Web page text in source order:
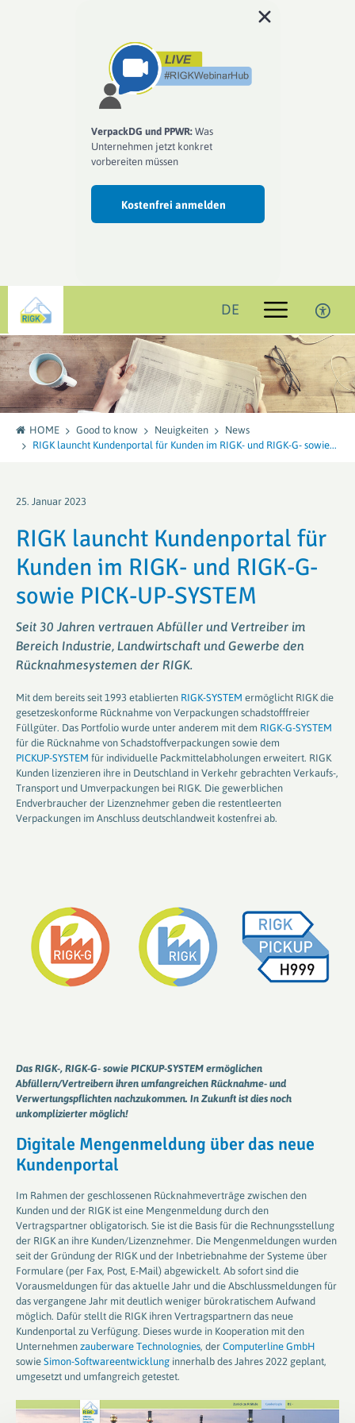
VerpackDG und PPWR:Was
Unternehmen jetzt konkret
vorbereiten müssen
Kostenfrei anmelden
DE
HOME Good to know Neuigkeiten
News
RIGK launcht Kundenportal für Kunden im RIGK- und RIGK-G- sowie...
25. Januar 2023
RIGK launcht Kundenportal für
Kunden im RIGK- und RIGK-G-
sowie PICK-UP-SYSTEM
Seit 30 Jahren vertrauen Abfüller und Vertreiber im
Bereich Industrie, Landwirtschaft und Gewerbe den
Rücknahmesystemen der RIGK.
Mit dem bereits seit 1993 etablierten RIGK-SYSTEM ermöglicht RIGK die
gesetzeskonforme Rücknahme von Verpackungen schadstofffreier
Füllgüter. Das Portfolio wurde unter anderem mit dem RIGK-G-SYSTEM
für die Rücknahme von Schadstoffverpackungen sowie dem
PICKUP-SYSTEM für individuelle Packmittelabholungen erweitert. RIGK
Kunden lizenzieren ihre in Deutschland in Verkehr gebrachten Verkaufs-,
Transport und Umverpackungen bei RIGK. Die gewerblichen
Endverbraucher der Lizenznehmer geben die restentleerten
Verpackungen im Anschluss deutschlandweit kostenfrei ab.
Das RIGK-, RIGK-G- sowie PICKUP-SYSTEM ermöglichen
Abfüllern/Vertreibern ihren umfangreichen Rücknahme- und
Verwertungspflichten nachzukommen. In Zukunft ist dies noch
unkomplizierter möglich!
Digitale Mengenmeldung über das neue
Kundenportal
Im Rahmen der geschlossenen Rücknahmeverträge zwischen den
Kunden und der RIGK ist eine Mengenmeldung durch den
Vertragspartner obligatorisch. Sie ist die Basis für die Rechnungsstellung
der RIGK an ihre Kunden/Lizenznehmer. Die Mengenmeldungen wurden
seit der Gründung der RIGK und der Inbetriebnahme der Systeme über
Formulare (per Fax, Post, E-Mail) abgewickelt. Ab sofort sind die
Vorausmeldungen für das aktuelle Jahr und die Abschlussmeldungen für
das vergangene Jahr mit deutlich weniger bürokratischem Aufwand
möglich. Dafür stellt die RIGK ihren Vertragspartnern das neue
Kundenportal zu Verfügung. Dieses wurde in Kooperation mit den
Unternehmen zauberware Technolognies, der Computerline GmbH
sowie Simon-Softwareentwicklung innerhalb des Jahres 2022 geplant,
umgesetzt und umfangreich getestet.